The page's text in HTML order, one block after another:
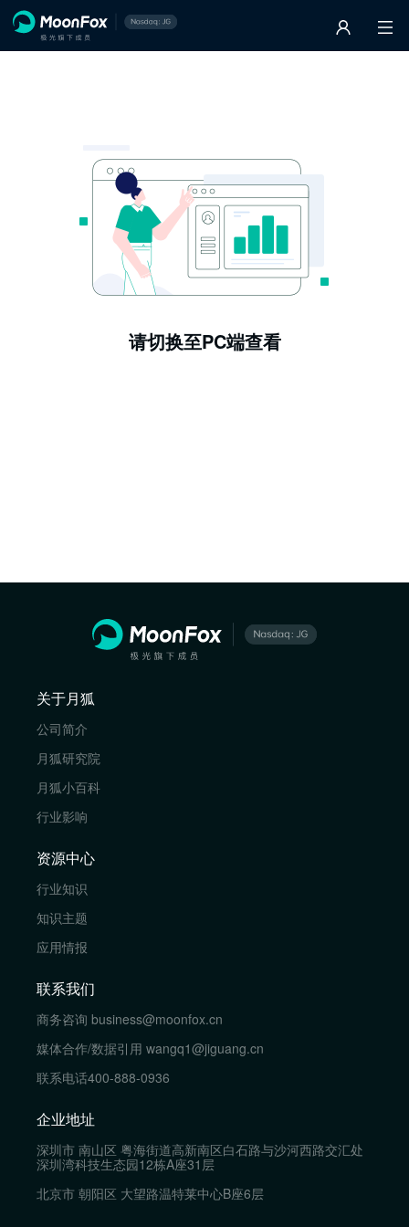
请切换至PC端查看
关于月狐
公司简介
月狐研究院
月狐小百科
行业影响
资源中心
行业知识
知识主题
应用情报
联系我们
商务咨询 business@moonfox.cn
媒体合作/数据引用 wangq1@jiguang.cn
联系电话400-888-0936
企业地址
深圳市 南山区 粤海街道高新南区白石路与沙河西路交汇处
深圳湾科技生态园12栋A座31层
北京市 朝阳区 大望路温特莱中心B座6层